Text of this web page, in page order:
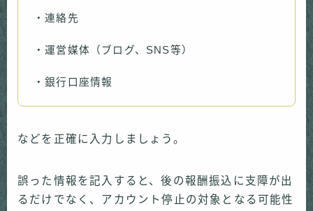
・連絡先
・運営媒体（ブログ、SNS等）
・銀行口座情報
などを正確に入力しましょう。
誤った情報を記入すると、後の報酬振込に支障が出
るだけでなく、アカウント停止の対象となる可能性